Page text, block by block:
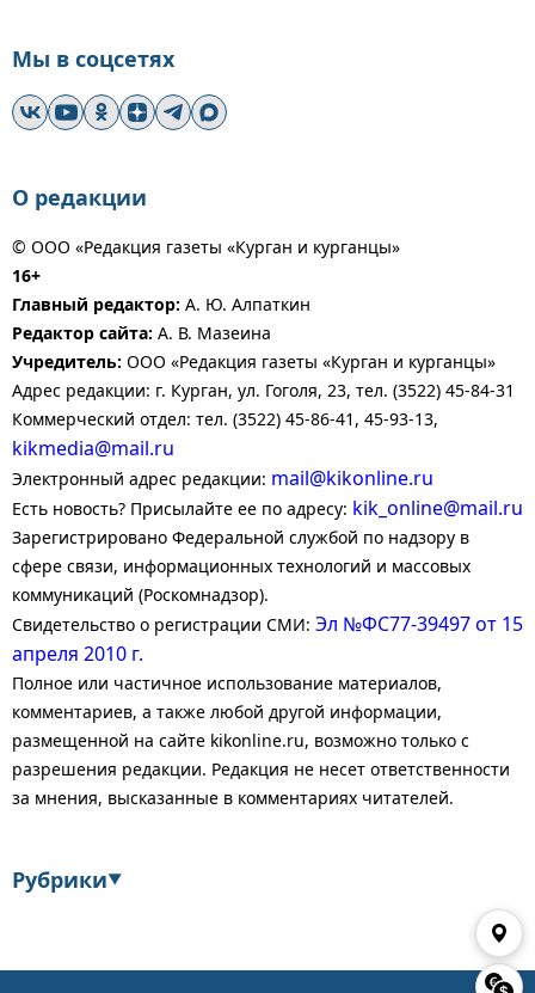
Мы в соцсетях
О редакции
© ООО «Редакция газеты «Курган и курганцы»
16+
Главный редактор: А. Ю. Алпаткин
Редактор сайта: А. В. Мазеина
Учредитель: ООО «Редакция газеты «Курган и курганцы»
Адрес редакции: г. Курган, ул. Гоголя, 23, тел. (3522) 45-84-31
Коммерческий отдел: тел. (3522) 45-86-41, 45-93-13,
kikmedia@mail.ru
Электронный адрес редакции: mail@kikonline.ru
Есть новость? Присылайте ее по адресу: kik_online@mail.ru
Зарегистрировано Федеральной службой по надзору в
сфере связи, информационных технологий и массовых
коммуникаций (Роскомнадзор).
Свидетельство о регистрации СМИ: Эл №ФС77-39497 от 15
апреля 2010 г.
Полное или частичное использование материалов,
комментариев, а также любой другой информации,
размещенной на сайте kikonline.ru, возможно только с
разрешения редакции. Редакция не несет ответственности
за мнения, высказанные в комментариях читателей.
Рубрики▼